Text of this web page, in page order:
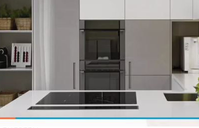
Οινοπνευματώδη
Παιδί
Υγεία & Διατροφή
Προϊόντα